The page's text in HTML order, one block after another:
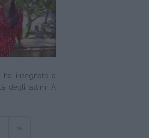
ha insegnato a
degli attimi A
»